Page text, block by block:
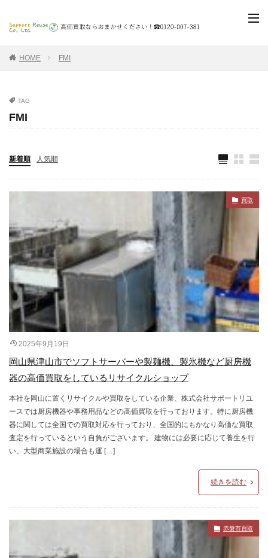
HOME FMI
TAG
FMI
新着順 人気順
買取
2025年9月19日
岡山県津山市でソフトサーバーや製麺機、製氷機など厨房機
器の高価買取をしているリサイクルショップ
本社を岡山に置くリサイクルや買取をしている企業、株式会社サポートリユ
ースでは厨房機器や事務用品などの高価買取を行っております。特に厨房機
器に関しては全国での買取対応を行っており、全国的にもかなり高価な買取
査定を行っているという自負がございます。 建物には必要に応じて養生を行
い、大型商業施設の場合も運 […]
続きを読む
赤磐市買取